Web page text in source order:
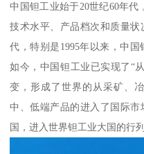
中国钽工业始于20世纪60年代
技术水平、产品档次和质量
代，特别是1995年以来，中
如今，中国钽工业已实现了“
变，形成了世界的从采矿、
中、低端产品的进入了国际
国，进入世界钽工业大国的行列